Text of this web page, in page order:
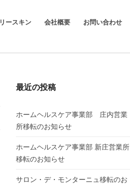
リースキン 会社概要 お問い合わせ
最近の投稿
ホームヘルスケア事業部 庄内営業
所移転のお知らせ
ホームヘルスケア事業部 新庄営業所
移転のお知らせ
サロン・デ・モンターニュ移転のお